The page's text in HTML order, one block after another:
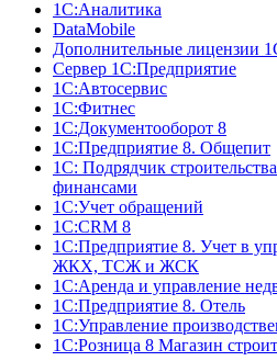
1С:Аналитика
DataMobile
Дополнительные лицензии
Сервер 1С:Предприятие
1С:Автосервис
1С:Фитнес
1С:Документооборот 8
1С:Предприятие 8. Общепит
1С: Подрядчик
финансами
1С:Учет обращений
1C:CRM 8
1С:Предприятие 8. Учет в
ЖКХ, ТСЖ и ЖСК
1С:Аренда и управление
1С:Предприятие 8. Отель
1C:Управление
1С:Розница 8 Магазин